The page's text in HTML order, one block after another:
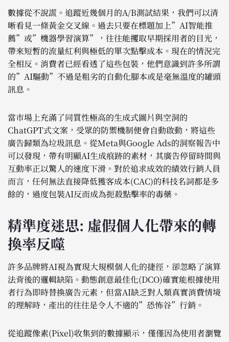
數據從不說謊。追蹤近幾個月的A/B測試結果，我們可以清
晰看見一條黃金交叉線。過去只要在標題加上”AI智能推
薦”或”機器學習演算”，往往能攫取早期採用者的目光，
帶來短暫的流量紅利與極低的單次點擊成本。現在的情況完
全相反。消費者已經看透了這些包裝，他們意識到許多所謂
的”AI驅動”不過是粗劣的自動化腳本或是毫無溫度的罐頭
訊息。
當市場上充滿了同質性極高的生成式圖片與空洞的
ChatGPT式文案，受眾的防禦機制便會自動啟動，將這些
廣告歸類為垃圾訊息。從Meta與Google Ads的洞察報告中
可以發現，帶有明顯AI生成痕跡的素材，其廣告停留時間與
互動率正以驚人的速度下滑。對於追求成效的績效行銷人員
而言，任何無法直接降低獲客成本(CAC)的科技名詞都是多
餘的，過度包裝AI反而成為扼殺點擊率的毒藥。
精準度迷思: 虛假個人化帶來的轉
換率反噬
許多品牌將AI視為實現大規模個人化的捷徑，卻忽略了演算
法背後的邏輯缺陷。動態創意最佳化(DCO)確實能根據使用
者行為即時替換廣告元素，但當AI缺乏對人類真實消費情境
的理解時，產出的往往是令人不適的”恐怖谷”行銷。
從追蹤像素(Pixel)收集到的數據顯示，僅僅因為使用者瀏覽